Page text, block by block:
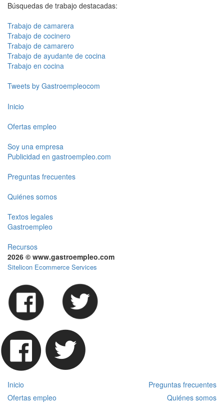
Búsquedas de trabajo destacadas:
Trabajo de camarera
Trabajo de cocinero
Trabajo de camarero
Trabajo de ayudante de cocina
Trabajo en cocina
Tweets by Gastroempleocom
Inicio
Ofertas empleo
Soy una empresa
Publicidad en gastroempleo.com
Preguntas frecuentes
Quiénes somos
Textos legales
Gastroempleo
Recursos
2026 © www.gastroempleo.com
Sitelicon Ecommerce Services
Inicio
Preguntas frecuentes
Ofertas empleo
Quiénes somos